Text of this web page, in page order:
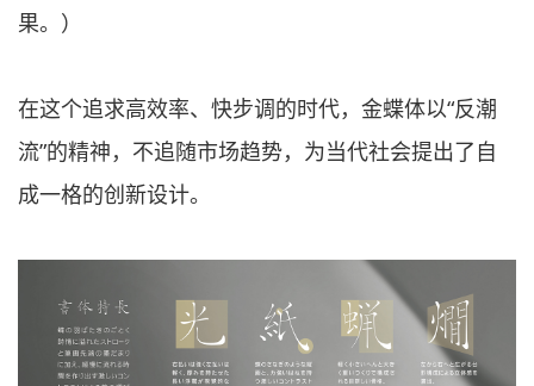
果。）
在这个追求高效率、快步调的时代，金蝶体以“反潮
流”的精神，不追随市场趋势，为当代社会提出了自
成一格的创新设计。